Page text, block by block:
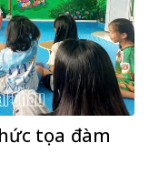
tọa đàm